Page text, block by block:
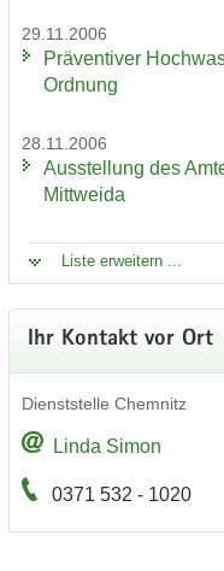
29.11.2006
Prä­ven­ti­ver
Ord­nung
28.11.2006
Aus­stel­lung des
Mitt­wei­da
Liste er­wei­tern ...
Ihr Kon­takt vor Ort
Dienst­stel­le Chem­nitz
Linda Simon
0371 532 - 1020